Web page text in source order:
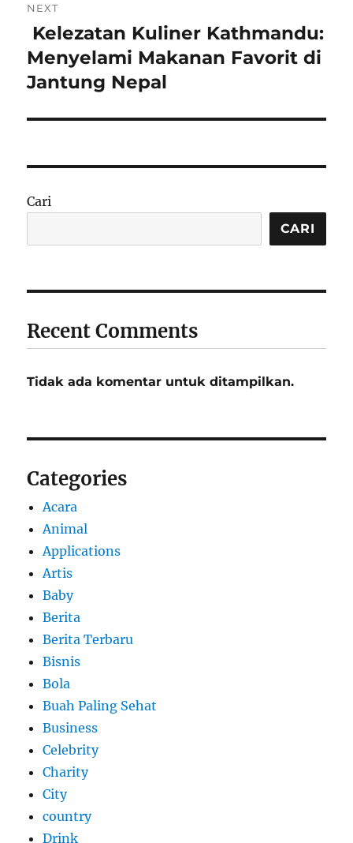
NEXT
Next
post:
Kelezatan Kuliner Kathmandu:
Menyelami Makanan Favorit di
Jantung Nepal
Cari
CARI
Recent Comments
Tidak ada komentar untuk ditampilkan.
Categories
Acara
Animal
Applications
Artis
Baby
Berita
Berita Terbaru
Bisnis
Bola
Buah Paling Sehat
Business
Celebrity
Charity
City
country
Drink